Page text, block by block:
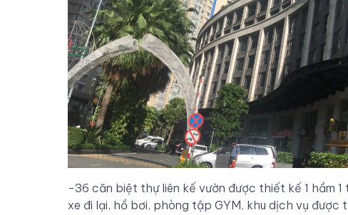
-36 căn biệt thự liên kế vườn được thiết kế 1 hầm
xe đi lại, hồ bơi, phòng tập GYM, khu dịch vụ